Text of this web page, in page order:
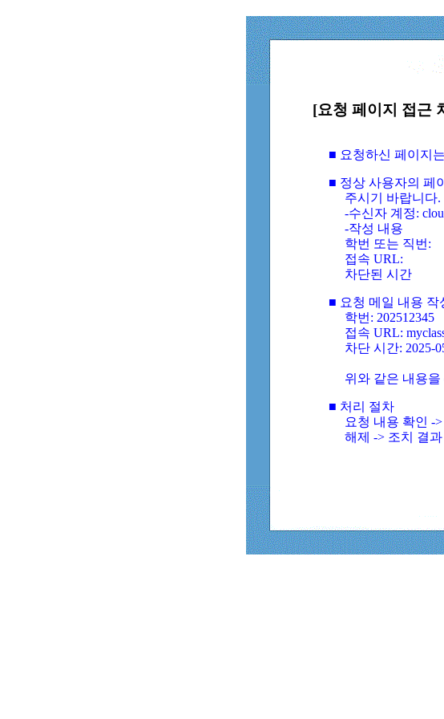
[요청 페이지 접근
■ 요청하신 페이지
■ 정상 사용자의 페
주시기 바랍니다.
-수신자 계정:
-작성 내용
학번 또는 직번:
접속 URL:
차단된 시간
■ 요청 메일 내용 작
학번: 202512345
접속 URL:
차단 시간: 2025-
위와 같은 내용을
■ 처리 절차
요청 내용 확인 -
해제 -> 조치 결